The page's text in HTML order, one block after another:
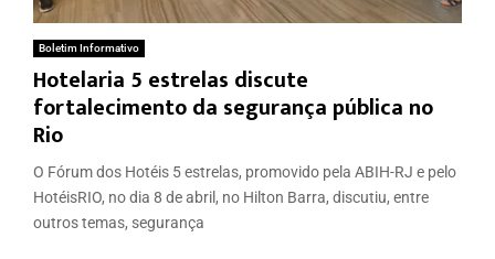
Boletim Informativo
Hotelaria 5 estrelas discute
fortalecimento da segurança pública no
Rio
O Fórum dos Hotéis 5 estrelas, promovido pela ABIH-RJ e pelo
HotéisRIO, no dia 8 de abril, no Hilton Barra, discutiu, entre
outros temas, segurança